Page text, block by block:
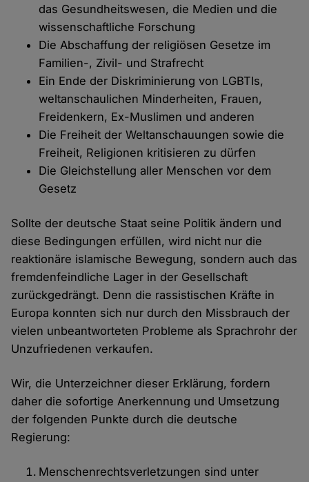
das Gesundheitswesen, die Medien und die
wissenschaftliche Forschung
Die Abschaffung der religiösen Gesetze im
Familien-, Zivil- und Strafrecht
Ein Ende der Diskriminierung von LGBTIs,
weltanschaulichen Minderheiten, Frauen,
Freidenkern, Ex-Muslimen und anderen
Die Freiheit der Weltanschauungen sowie die
Freiheit, Religionen kritisieren zu dürfen
Die Gleichstellung aller Menschen vor dem
Gesetz
Sollte der deutsche Staat seine Politik ändern und
diese Bedingungen erfüllen, wird nicht nur die
reaktionäre islamische Bewegung, sondern auch das
fremdenfeindliche Lager in der Gesellschaft
zurückgedrängt. Denn die rassistischen Kräfte in
Europa konnten sich nur durch den Missbrauch der
vielen unbeantworteten Probleme als Sprachrohr der
Unzufriedenen verkaufen.
Wir, die Unterzeichner dieser Erklärung, fordern
daher die sofortige Anerkennung und Umsetzung
der folgenden Punkte durch die deutsche
Regierung:
Menschenrechtsverletzungen sind unter